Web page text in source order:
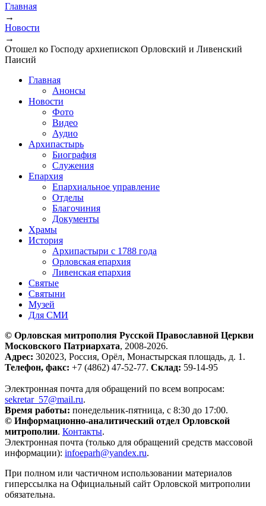
Главная
→
Новости
→
Отошел ко Господу архиепископ Орловский и Ливенский
Паисий
Главная
Анонсы
Новости
Фото
Видео
Аудио
Архипастырь
Биография
Служения
Епархия
Епархиальное управление
Отделы
Благочиния
Документы
Храмы
История
Архипастыри с 1788 года
Орловская епархия
Ливенская епархия
Святые
Святыни
Музей
Для СМИ
© Орловская митрополия Русской Православной Церкви
Московского Патриархата, 2008-2026.
Адрес: 302023, Россия, Орёл, Монастырская площадь, д. 1.
Телефон, факс: +7 (4862) 47-52-77. Склад: 59-14-95
Электронная почта для обращений по всем вопросам:
sekretar_57@mail.ru.
Время работы: понедельник-пятница, с 8:30 до 17:00.
© Информационно-аналитический отдел Орловской
митрополии. Контакты.
Электронная почта (только для обращений средств массовой
информации): infoeparh@yandex.ru.
При полном или частичном использовании материалов
гиперссылка на Официальный сайт Орловской митрополии
обязательна.